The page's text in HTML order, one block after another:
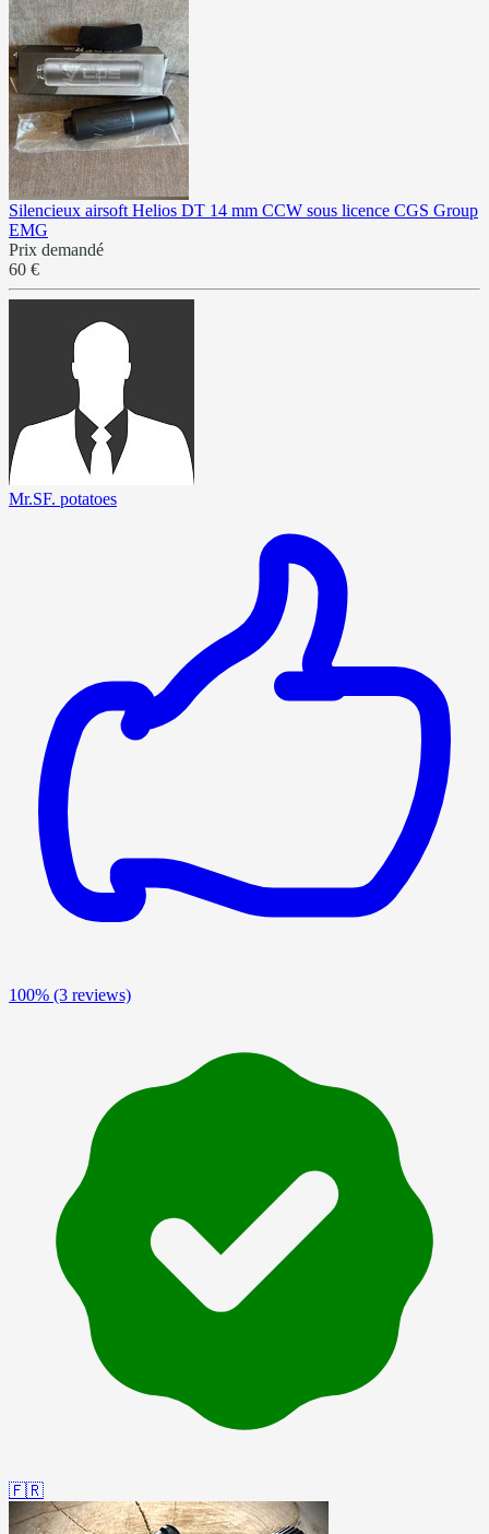
Silencieux airsoft Helios DT 14 mm CCW sous licence CGS Group
EMG
Prix demandé
60 €
Mr.SF. potatoes
100% (3 reviews)
🇫🇷